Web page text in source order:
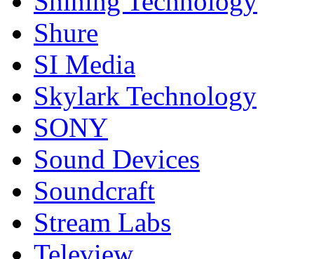
Shure
SI Media
Skylark Technology
SONY
Sound Devices
Soundcraft
Stream Labs